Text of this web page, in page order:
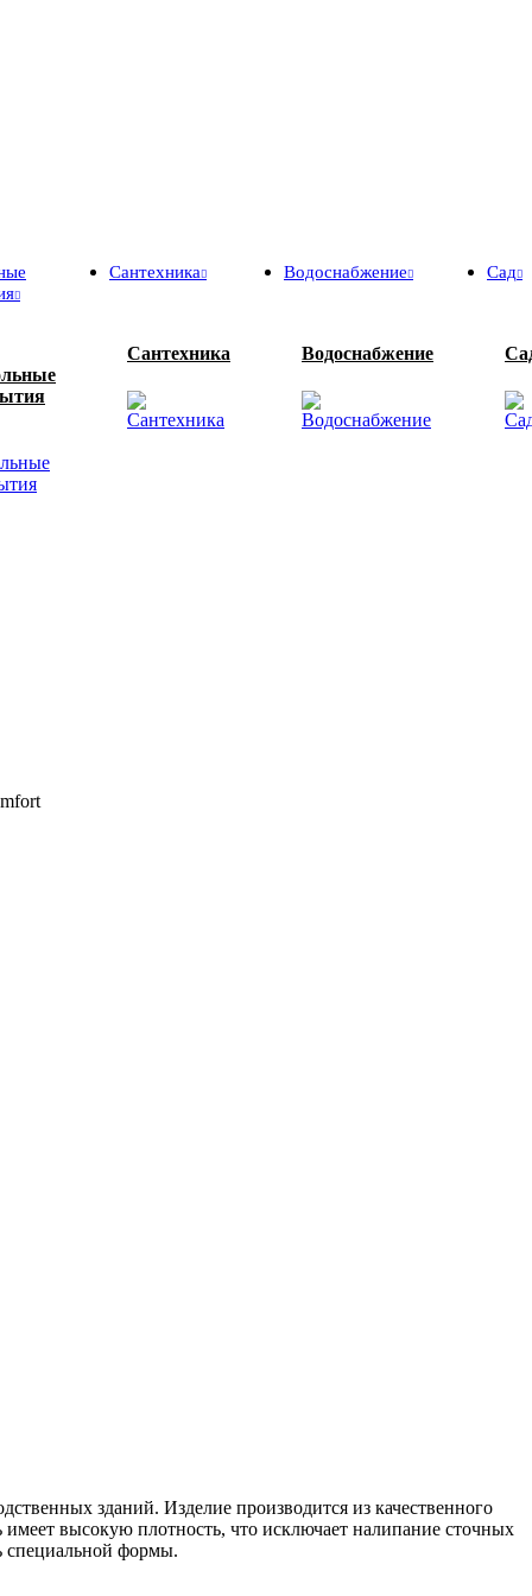
Сантехника
Сантехника
Водоснабжение
Водоснабжение
Сад
зданий. Изделие производится из качественного
имеет высокую плотность, что исключает налипание сточных
специальной формы.